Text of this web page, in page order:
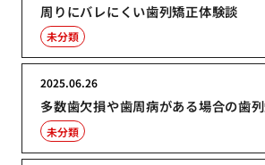
周りにバレにくい歯列矯正体験談
未分類
多数歯欠損や歯周病がある場合の歯
2025.06.26
未分類